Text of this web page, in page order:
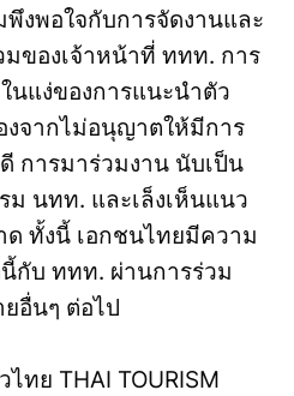
งพอใจกับการจัดงานและ
มของเจ้าหน้าที่ ททท. การ
นแง่ของการแนะนำตัว
งจากไม่อนุญาตให้มีการ
การมาร่วมงาน นับเป็น
ม นทท. และเล็งเห็นแนว
ด ทั้งนี้ เอกชนไทยมีความ
กับ ททท. ผ่านการร่วม
อื่นๆ ต่อไป
ทย THAI TOURISM